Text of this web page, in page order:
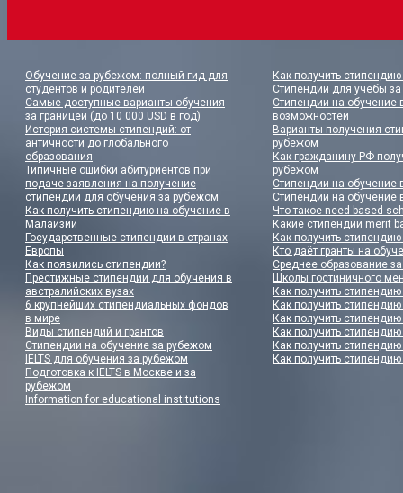
Обучение за рубежом: полный гид для
студентов и родителей
Самые доступные варианты обучения
за границей (до 10 000 USD в год)
История системы стипендий: от
античности до глобального
образования
Типичные ошибки абитуриентов при
подаче заявления на получение
стипендии для обучения за рубежом
Как получить стипендию на обучение в
Малайзии
Государственные стипендии в странах
Европы
Как появились стипендии?
Престижные стипендии для обучения в
австралийских вузах
6 крупнейших стипендиальных фондов
в мире
Виды стипендий и грантов
Стипендии на обучение за рубежом
IELTS для обучения за рубежом
Подготовка к IELTS в Москве и за
рубежом
Information for educational institutions
Как получить
Стипендии для учебы
Стипендии на обучение
возможностей
Варианты получения
рубежом
Как гражданину РФ
рубежом
Стипендии на обучение
Стипендии на обучение
Что такое need based
Какие стипендии merit
Как получить
Кто даёт гранты на
Среднее образование
Школы гостиничного
Как получить
Как получить
Как получить
Как получить
Как получить
Как получить